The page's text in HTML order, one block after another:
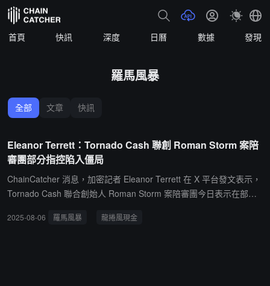
首頁 快訊 深度 日曆 數據 發現
羅馬風暴
全部 文章 快訊
Eleanor Terrett：Tornado Cash 聯創 Roman Storm 案陪
審團部分指控陷入僵局
ChainCatcher 消息，加密記者 Eleanor Terrett 在 X 平台發文表示，
Tornado Cash 聯合創始人 Roman Storm 案陪審團今日表示在部分
進行審議。若僵局持續，法院將接受部分判決，政府可能會對剩餘指
2025-08-06 羅馬風暴 龍捲風現金